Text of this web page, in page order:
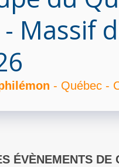
Massif
- Québec -
ÉVÈNEMENTS DE